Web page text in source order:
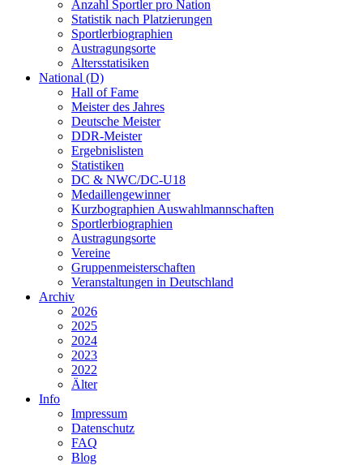
Anzahl Sportler pro Nation
Statistik nach Platzierungen
Sportlerbiographien
Austragungsorte
Altersstatisiken
National (D)
Hall of Fame
Meister des Jahres
Deutsche Meister
DDR-Meister
Ergebnislisten
Statistiken
DC & NWC/DC-U18
Medaillengewinner
Kurzbographien Auswahlmannschaften
Sportlerbiographien
Austragungsorte
Vereine
Gruppenmeisterschaften
Veranstaltungen in Deutschland
Archiv
2026
2025
2024
2023
2022
Älter
Info
Impressum
Datenschutz
FAQ
Blog